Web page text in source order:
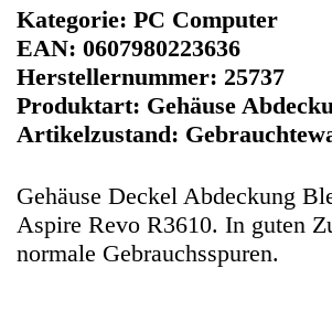
Bei diesen Artikel erhalten Sie: 7470
Winpoints
Winpoints JACKPOT liegt bei:362,61 Euro
Jetzt kaufen
Ab 10€ Warenwert ist die Lieferung
Weltweit Versandkostenfrei